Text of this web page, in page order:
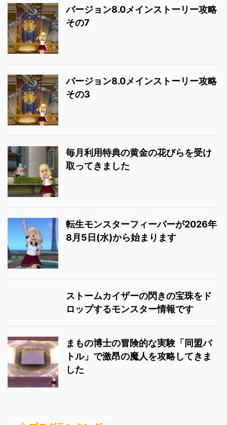
バージョン8.0メインストーリー攻略
その7
バージョン8.0メインストーリー攻略
その3
毎月利用特典の黄金の花びらを受け
取ってきました
転生モンスターフィーバーが2026年
8月5日(水)から始まります
ストームカイザーの閃きの宝珠をド
ロップするモンスター情報です
まもの博士の冒険的な実験「同盟バ
トル」で激昂の魔人を攻略してきま
した